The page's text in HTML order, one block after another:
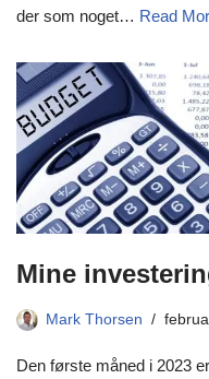
der som noget… Read
Mine
Mark Thorsen
Den første måned i 2023